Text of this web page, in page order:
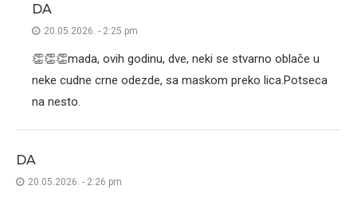
DA
20.05.2026. - 2:25 pm
👏👏👏mada, ovih godinu, dve, neki se stvarno oblače u
neke cudne crne odezde, sa maskom preko lica.Potseca
na nesto.
DA
20.05.2026. - 2:26 pm